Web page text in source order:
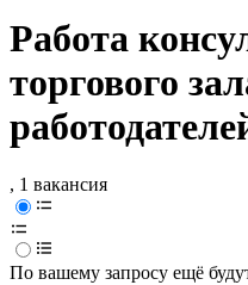
Работа
торгового
, 1 вакансия
По вашему запросу ещё